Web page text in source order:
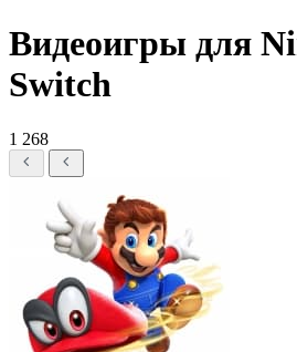
Видеоигры для
Switch
1 268